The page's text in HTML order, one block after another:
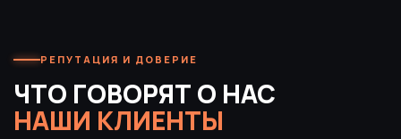
РЕПУТАЦИЯ И ДОВЕРИЕ
ЧТО ГОВОРЯТ О НАС
НАШИ КЛИЕНТЫ